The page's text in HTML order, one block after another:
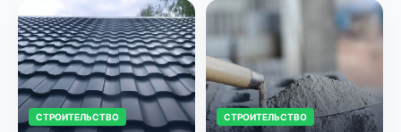
СТРОИТЕЛЬСТВО СТРОИТЕЛЬСТВО